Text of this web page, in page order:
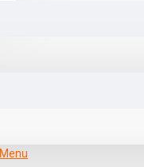
Menu